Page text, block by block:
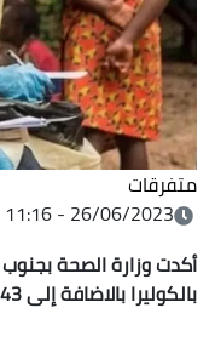
متفرقات
26/06/2023 - 11:16
بالكوليرا بالاضافة إلى 43 حالة وفاة.